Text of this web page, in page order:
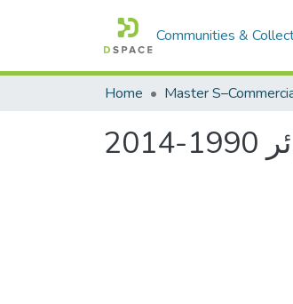
Communities &
Home Master